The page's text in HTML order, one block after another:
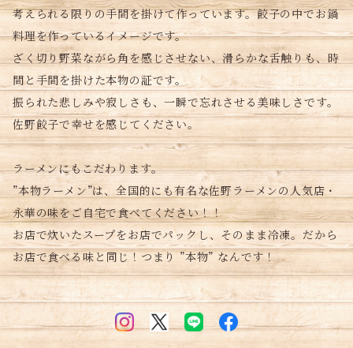
考えられる限りの手間を掛けて作っています。餃子の中でお鍋
料理を作っているイメージです。
ざく切り野菜ながら角を感じさせない、滑らかな舌触りも、時
間と手間を掛けた本物の証です。
振られた悲しみや寂しさも、一瞬で忘れさせる美味しさです。
佐野餃子で幸せを感じてください。
ラーメンにもこだわります。
”本物ラーメン”は、全国的にも有名な佐野ラーメンの人気店・
永華の味をご自宅で食べてください！！
お店で炊いたスープをお店でパックし、そのまま冷凍。だから
お店で食べる味と同じ！つまり ”本物” なんです！